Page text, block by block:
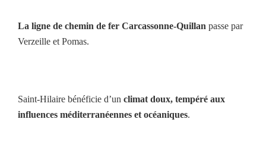
La ligne de chemin de fer Carcassonne-Quillan passe par
Verzeille et Pomas.
Saint-Hilaire bénéficie d’un climat doux, tempéré aux
influences méditerranéennes et océaniques.